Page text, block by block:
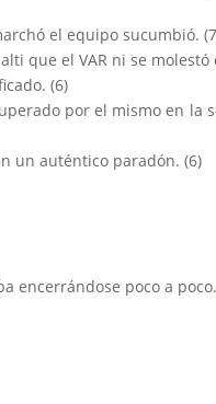
el equipo sucumbió.
que el VAR ni se molestó
(6)
por el mismo en la
un auténtico paradón. (6)
encerrándose poco a